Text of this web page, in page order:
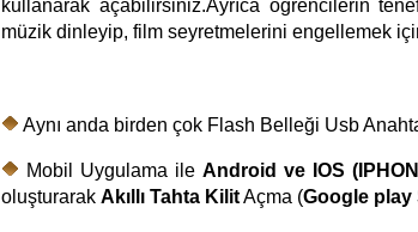
kullanarak açabilirsiniz.Ayrıca öğrencilerin
müzik dinleyip, film seyretmelerini engellemek
Aynı anda birden çok Flash Belleği Usb
Mobil Uygulama ile Android ve IOS
oluşturarak Akıllı Tahta KilitAçma (Google play